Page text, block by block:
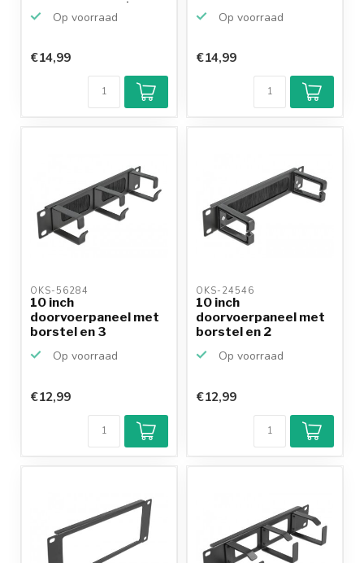
kabelgeleiding | 1U...
Op voorraad
€14,99
Op voorraad
Klantenbeoordeling
9,2/10
Achteraf
betalen mogelijk
€14,99
OKS-56284
10 inch
doorvoerpaneel met
borstel en 3
Op voorraad
€12,99
OKS-24546
10 inch
doorvoerpaneel met
borstel en 2
Op voorraad
€12,99